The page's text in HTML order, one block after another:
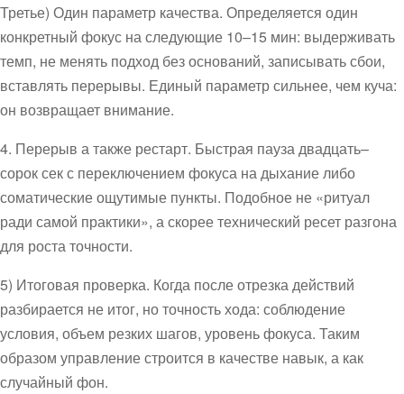
Третье) Один параметр качества. Определяется один
конкретный фокус на следующие 10–15 мин: выдерживать
темп, не менять подход без оснований, записывать сбои,
вставлять перерывы. Единый параметр сильнее, чем куча:
он возвращает внимание.
4. Перерыв а также рестарт. Быстрая пауза двадцать–
сорок сек с переключением фокуса на дыхание либо
соматические ощутимые пункты. Подобное не «ритуал
ради самой практики», а скорее технический ресет разгона
для роста точности.
5) Итоговая проверка. Когда после отрезка действий
разбирается не итог, но точность хода: соблюдение
условия, объем резких шагов, уровень фокуса. Таким
образом управление строится в качестве навык, а как
случайный фон.